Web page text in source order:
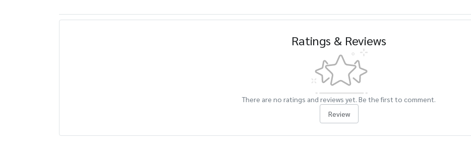
Ratings & Reviews
There are no ratings and reviews yet. Be the first to comment.
Review